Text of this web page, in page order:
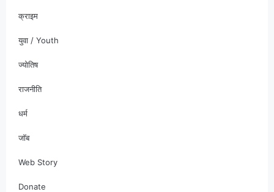
क्राइम
युवा / Youth
ज्योतिष
राजनीति
धर्म
जॉब
Web Story
Donate